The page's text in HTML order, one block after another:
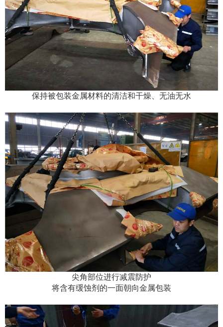
保持被包装金属材料的清洁和干燥、无油无水
尖角部位进行减震防护
将含有缓蚀剂的一面朝向金属包装